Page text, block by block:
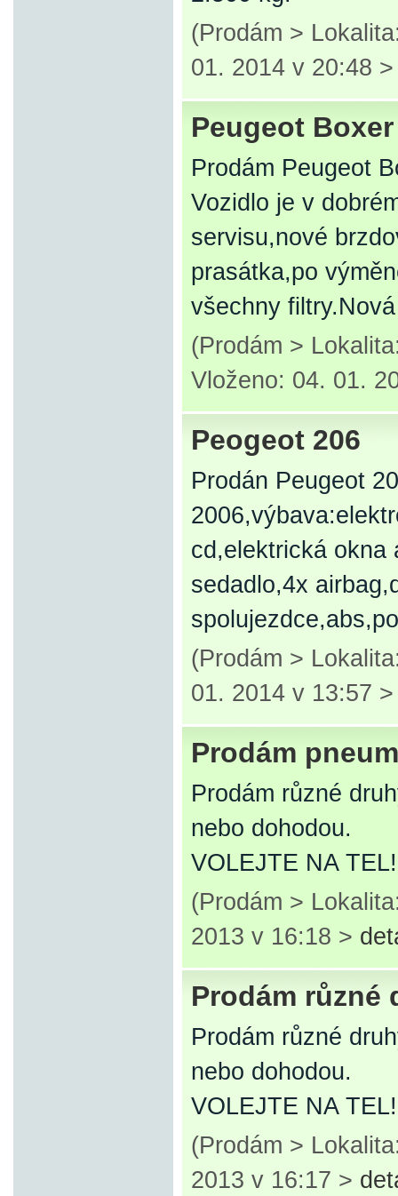
(Prodám >
01. 2014 v 20:48
Peugeot Boxer
Prodám Peugeot
Vozidlo je v
servisu,nové
prasátka,po
všechny
(Prodám >
Vloženo: 04. 01.
Peogeot 206
Prodán Peugeot
cd,elektrická okna
sedadlo,4x
(Prodám >
01. 2014 v 13:57
Prodám
Prodám různé
nebo dohodou.
VOLEJTE NA
(Prodám >
2013 v 16:18 >
Prodám různé
Prodám různé
nebo dohodou.
VOLEJTE NA
(Prodám >
2013 v 16:17 >